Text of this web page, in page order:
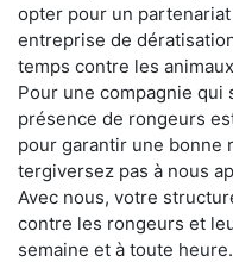
opter pour un
entreprise de
temps contre les
Pour une compagnie
présence de rongeurs
pour garantir une bonne
tergiversez pas à nous
Avec nous, votre
contre les rongeurs et
semaine et à toute heure.